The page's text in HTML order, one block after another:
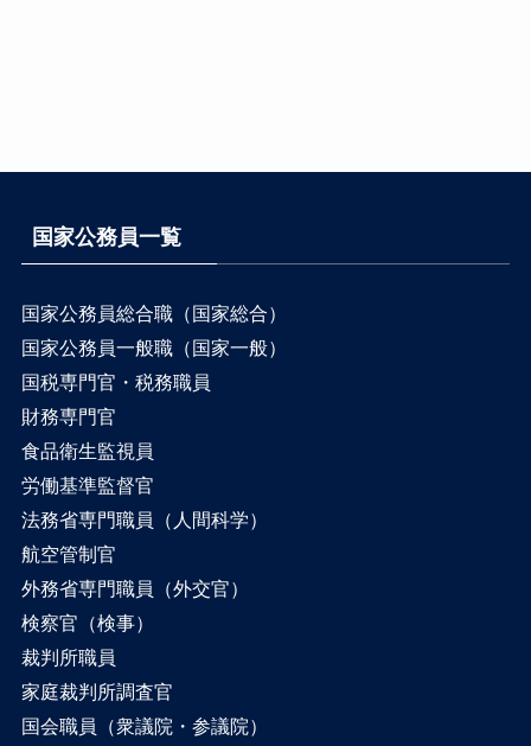
国家公務員一覧
国家公務員総合職（国家総合）
国家公務員一般職（国家一般）
国税専門官・税務職員
財務専門官
食品衛生監視員
労働基準監督官
法務省専門職員（人間科学）
航空管制官
外務省専門職員（外交官）
検察官（検事）
裁判所職員
家庭裁判所調査官
国会職員（衆議院・参議院）